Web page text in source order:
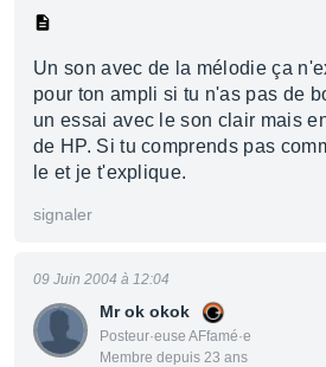
Un son avec de la mélodie ça
pour ton ampli si tu n'as pas de
un essai avec le son clair mais
de HP. Si tu comprends pas
le et je t'explique.
signaler
Mr ok okok
Posteur·euse AFfamé·e
Membre depuis 23 ans
09 Juin 2004 à 12:04